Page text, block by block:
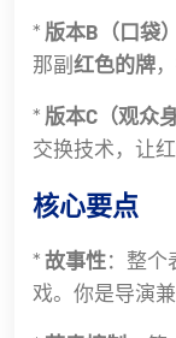
* 版本B（口袋）
那副红色的牌
* 版本C（观众身
交换技术，让
核心要点
* 故事性：整个
戏。你是导演